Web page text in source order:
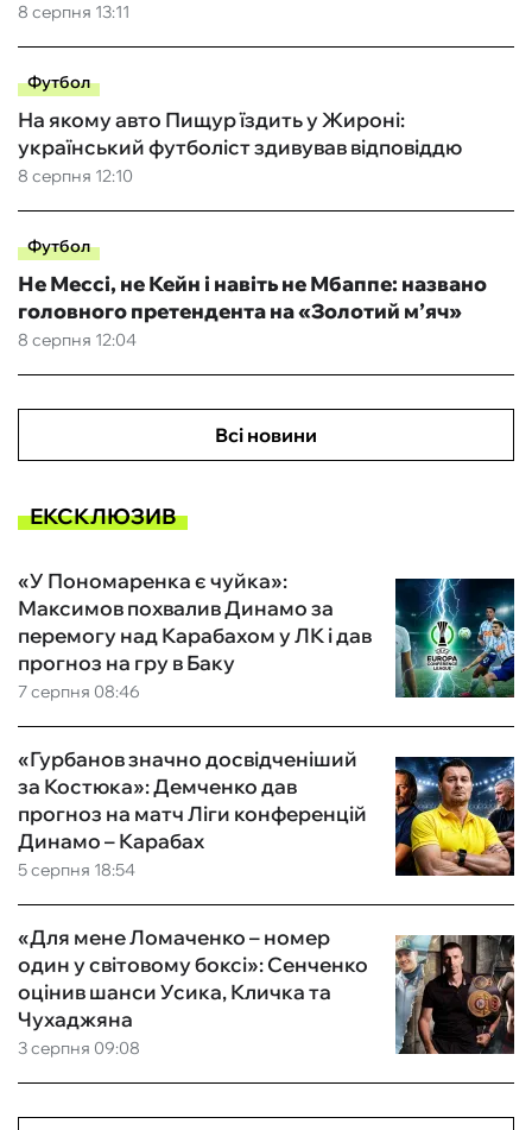
8 серпня 13:11
Футбол
8 серпня 12:10
На якому авто Пищур їздить у Жироні:
український футболіст здивував відповіддю
Футбол
8 серпня 12:04
Не Мессі, не Кейн і навіть не Мбаппе: названо
головного претендента на «Золотий м’яч»
Всі новини
ЕКСКЛЮЗИВ
7 серпня 08:46
«У Пономаренка є чуйка»:
Максимов похвалив Динамо за
перемогу над Карабахом у ЛК і дав
прогноз на гру в Баку
5 серпня 18:54
«Гурбанов значно досвідченіший
за Костюка»: Демченко дав
прогноз на матч Ліги конференцій
Динамо – Карабах
3 серпня 09:08
«Для мене Ломаченко – номер
один у світовому боксі»: Сенченко
оцінив шанси Усика, Кличка та
Чухаджяна